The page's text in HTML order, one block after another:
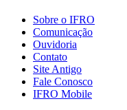
Sobre o IFRO
Comunicação
Ouvidoria
Contato
Site Antigo
Fale Conosco
IFRO Mobile